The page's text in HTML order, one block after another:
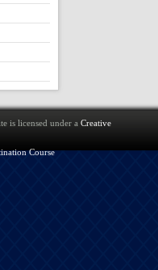
is licensed under a Creative
Course